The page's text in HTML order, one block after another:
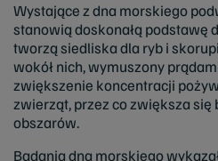
Wystające z dna morskiego
stanowią doskonałą podstawę
tworzą siedliska dla ryb i
wokół nich, wymuszony
zwiększenie koncentracji
zwierząt, przez co zwiększa się
obszarów.
Badania dna morskiego